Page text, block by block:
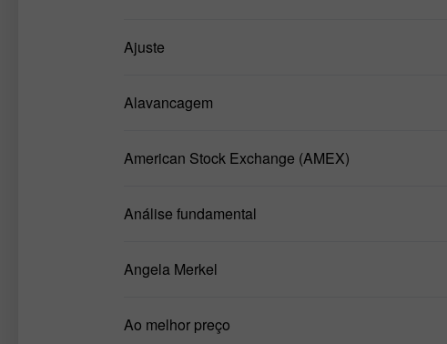
Ajuste
Alavancagem
American Stock Exchange (AMEX)
Análise fundamental
Angela Merkel
Ao melhor preço